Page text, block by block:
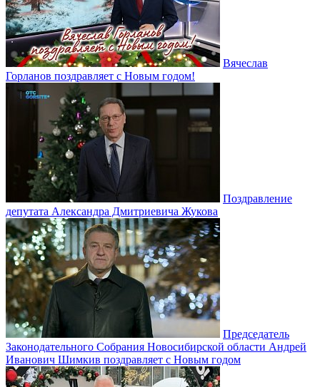
Вячеслав
Горланов поздравляет с Новым годом!
Поздравление
депутата Александра Дмитриевича Жукова
Председатель
Законодательного Собрания Новосибирской области Андрей
Иванович Шимкив поздравляет с Новым годом